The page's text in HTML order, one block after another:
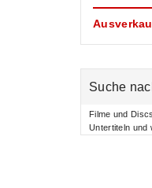
Suche
Filme und
Untertiteln und